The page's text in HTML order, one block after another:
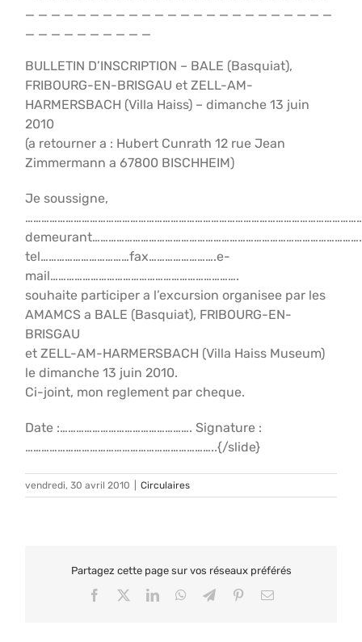
_ _ _ _ _ _ _ _ _ _ _ _ _ _ _ _ _ _ _ _ _ _ _ _
_ _ _ _ _ _ _ _ _ _
BULLETIN D’INSCRIPTION – BALE (Basquiat),
FRIBOURG-EN-BRISGAU et ZELL-AM-
HARMERSBACH (Villa Haiss) – dimanche 13 juin
2010
(a retourner a : Hubert Cunrath 12 rue Jean
Zimmermann a 67800 BISCHHEIM)
Je soussigne,
tel……………………………fax…………………….e-
mail…………………………………………………………….
souhaite participer a l’excursion organisee par les
AMAMCS a BALE (Basquiat), FRIBOURG-EN-
BRISGAU
et ZELL-AM-HARMERSBACH (Villa Haiss Museum)
le dimanche 13 juin 2010.
Ci-joint, mon reglement par cheque.
Date :…………………………………………. Signature :
……………………………………………………………..{/slide}
vendredi, 30 avril 2010 Circulaires
Partagez cette page sur vos réseaux préférés
Facebook LinkedInWhatsApp
TelegramPinterestEmail